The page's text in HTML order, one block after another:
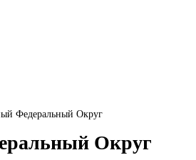
Федеральный Округ
Округ